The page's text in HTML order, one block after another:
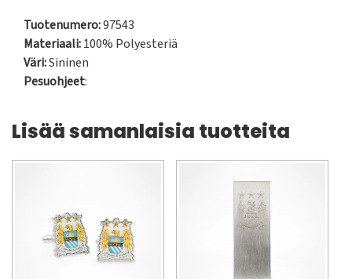
Tuotenumero:97543
Materiaali:100% Polyesteriä
Väri:Sininen
Pesuohjeet:
Lisää samanlaisia tuotteita